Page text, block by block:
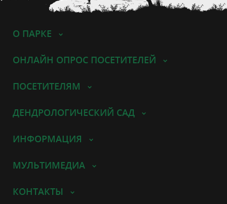
О ПАРКЕ
ОНЛАЙН ОПРОС ПОСЕТИТЕЛЕЙ
ПОСЕТИТЕЛЯМ
ДЕНДРОЛОГИЧЕСКИЙ САД
ИНФОРМАЦИЯ
МУЛЬТИМЕДИА
КОНТАКТЫ